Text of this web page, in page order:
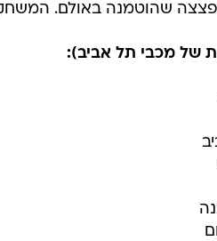
שהוטמנה באולם. המשחק
של מכבי תל אביב):